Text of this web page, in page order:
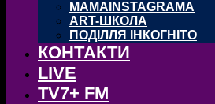
MAMAINSTAGRAMA
ART-ШКОЛА
ПОДІЛЛЯ ІНКОГНІТО
КОНТАКТИ
LIVE
TV7+ FM